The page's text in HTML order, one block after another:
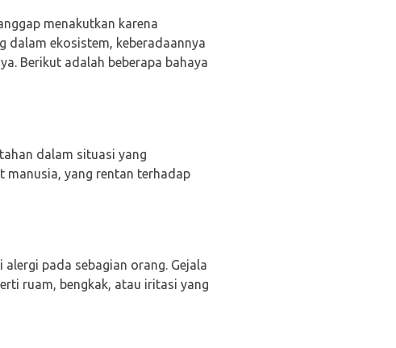
menakutkan karena
dalam ekosistem, keberadaannya
Berikut adalah beberapa bahaya
dalam situasi yang
manusia, yang rentan terhadap
pada sebagian orang. Gejala
ruam, bengkak, atau iritasi yang